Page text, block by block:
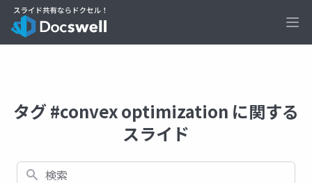
タグ #convex optimization に関する
スライド
検索